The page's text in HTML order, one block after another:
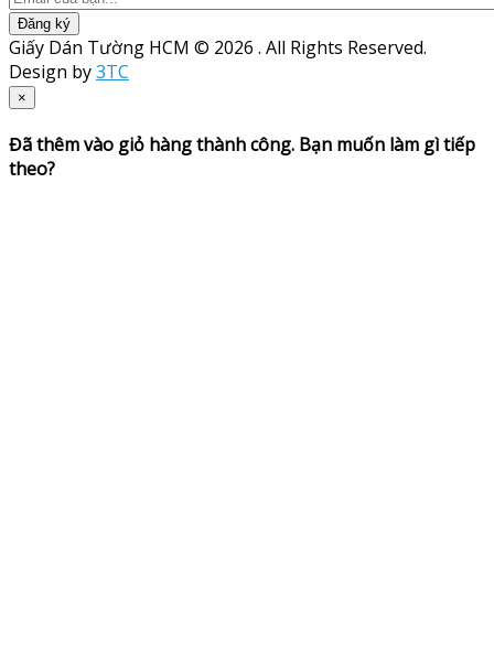
Đăng ký
Giấy Dán Tường HCM © 2026 . All Rights Reserved.
Design by3TC
×
Đã thêm vào giỏ hàng thành công. Bạn muốn làm gì tiếp
theo?